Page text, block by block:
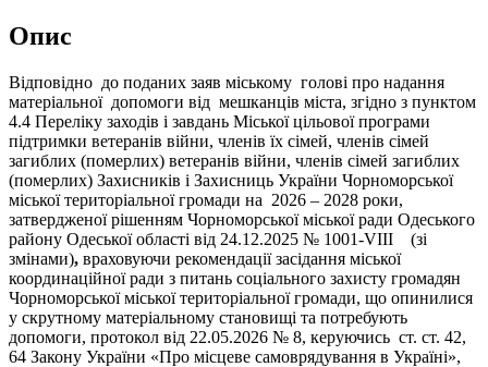
Опис
Відповідно до поданих заяв міському голові про надання
матеріальної допомоги від мешканців міста, згідно з пунктом
4.4 Переліку заходів і завдань Міської цільової програми
підтримки ветеранів війни, членів їх сімей, членів сімей
загиблих (померлих) ветеранів війни, членів сімей загиблих
(померлих) Захисників і Захисниць України Чорноморської
міської територіальної громади на 2026 – 2028 роки,
затвердженої рішенням Чорноморської міської ради Одеського
району Одеської області від 24.12.2025 № 1001-VIII (зі
змінами), враховуючи рекомендації засідання міської
координаційної ради з питань соціального захисту громадян
Чорноморської міської територіальної громади, що опинилися
у скрутному матеріальному становищі та потребують
допомоги, протокол від 22.05.2026 № 8, керуючись ст. ст. 42,
64 Закону України «Про місцеве самоврядування в Україні»,